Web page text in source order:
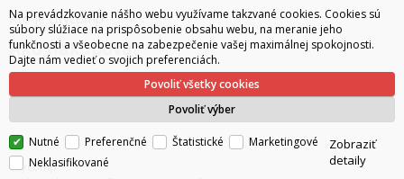
Kto je citycomp
Ako nakupovať
citycomp
Na prevádzkovanie nášho webu využívame takzvané cookies. Cookies sú
súbory slúžiace na prispôsobenie obsahu webu, na meranie jeho
funkčnosti a všeobecne na zabezpečenie vašej maximálnej spokojnosti.
Dajte nám vedieť o svojich preferenciách.
Povoliť výber
Povoliť všetky cookies
Nutné Preferenčné Štatistické
Marketingové
Neklasifikované
Zobraziť
detaily